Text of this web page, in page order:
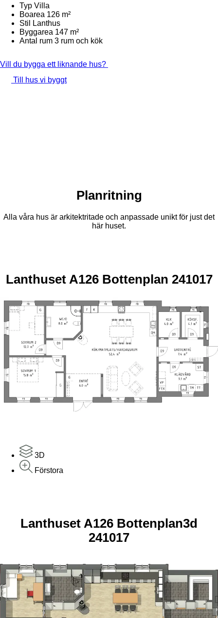
Typ Villa
Boarea 126 m²
Stil
Lanthus
Byggarea 147 m²
Antal rum 3 rum och kök
Vill du bygga ett liknande hus?
Till hus vi byggt
Planritning
Alla våra hus är arkitektritade och anpassade unikt för just det
här huset.
Lanthuset A126 Bottenplan 241017
3D
Förstora
Lanthuset A126 Bottenplan3d
241017